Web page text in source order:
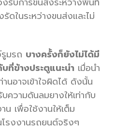
ดในระหว่างขนส่งและไม่
มรถ บางครั้งก็ยังไม่ได้มี
ที่ข้างประตูแนะนำ เมื่อนำ
อาจเข้าใจผิดได้ ดังนั้น
ความดันลมยางให้เท่ากับ
เพื่อใช้งานให้เต็ม
รงงานรถยนต์จริงๆ